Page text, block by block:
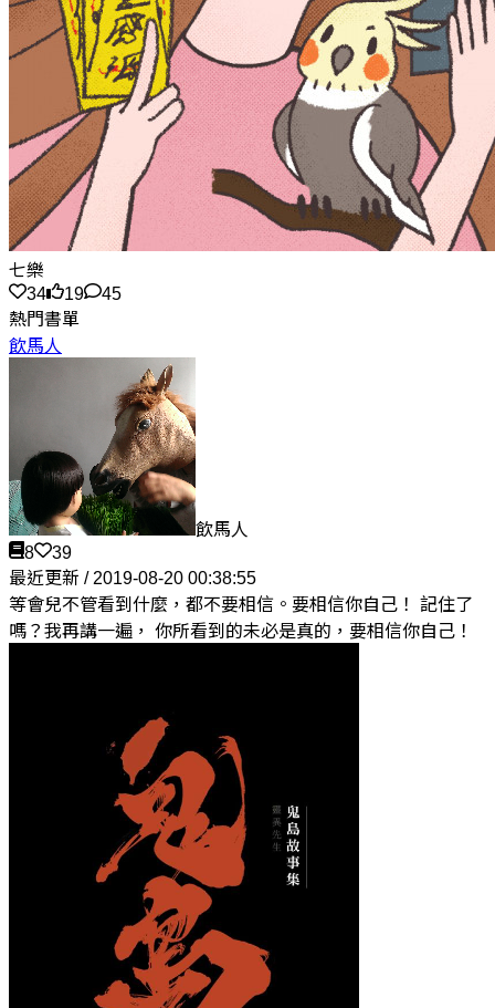
七樂
34
19
45
熱門書單
飲馬人
飲馬人
8
39
最近更新 / 2019-08-20 00:38:55
等會兒不管看到什麼，都不要相信。要相信你自己！ 記住了
嗎？我再講一遍， 你所看到的未必是真的，要相信你自己！